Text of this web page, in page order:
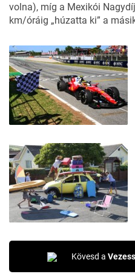
volna), míg a Mexikói
km/óráig „húzatta ki” a
Kövesd a